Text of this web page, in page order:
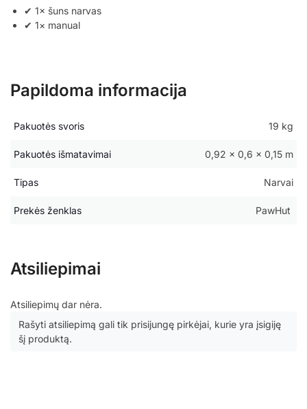
✔ 1× šuns narvas
✔ 1× manual
Papildoma informacija
Pakuotės svoris 19 kg
Pakuotės išmatavimai 0,92 × 0,6 × 0,15 m
Tipas Narvai
Prekės ženklas PawHut
Atsiliepimai
Atsiliepimų dar nėra.
Rašyti atsiliepimą gali tik prisijungę pirkėjai, kurie yra įsigiję
šį produktą.